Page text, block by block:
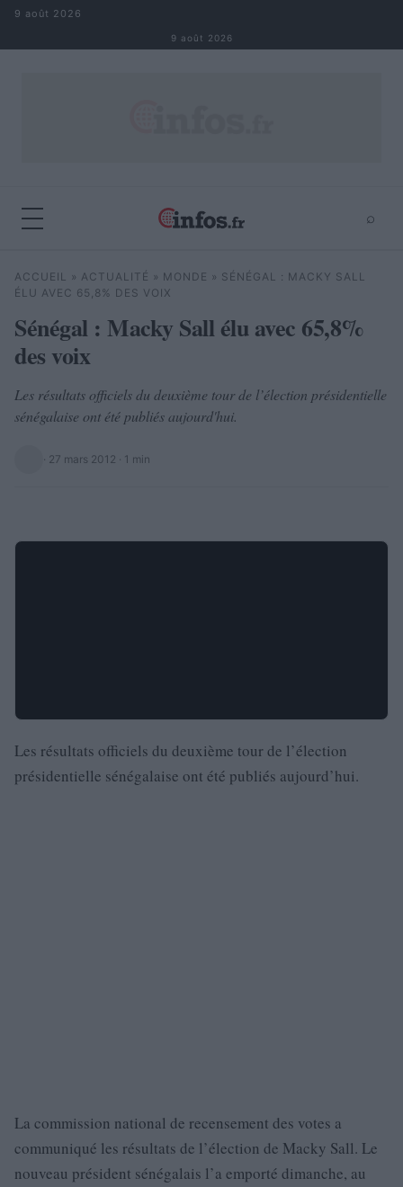
Aller au contenu
9 août 2026
9 août 2026
⌕
Rechercher ⌕
ACCUEIL » ACTUALITÉ » MONDE » SÉNÉGAL : MACKY SALL
ÉLU AVEC 65,8% DES VOIX
Sénégal : Macky Sall élu avec 65,8%
des voix
Les résultats officiels du deuxième tour de l’élection présidentielle
sénégalaise ont été publiés aujourd'hui.
· 27 mars 2012 · 1 min
Les résultats officiels du deuxième tour de l’élection
présidentielle sénégalaise ont été publiés aujourd’hui.
La commission national de recensement des votes a
communiqué les résultats de l’élection de Macky Sall. Le
nouveau président sénégalais l’a emporté dimanche, au